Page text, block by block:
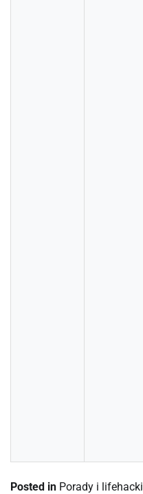
Posted in Porady i lifehacki